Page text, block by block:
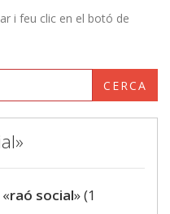
i feu clic en el botó de
CERCA
raó social» (1